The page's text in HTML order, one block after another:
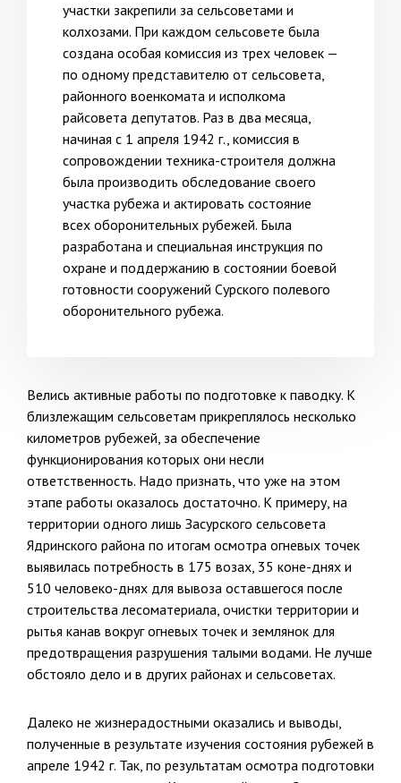
участки закрепили за сельсоветами и
колхозами. При каждом сельсовете была
создана особая комиссия из трех человек —
по одному представителю от сельсовета,
районного военкомата и исполкома
райсовета депутатов. Раз в два месяца,
начиная с 1 апреля 1942 г., комиссия в
сопровождении техника-строителя должна
была производить обследование своего
участка рубежа и актировать состояние
всех оборонительных рубежей. Была
разработана и специальная инструкция по
охране и поддержанию в состоянии боевой
готовности сооружений Сурского полевого
оборонительного рубежа.
Велись активные работы по подготовке к паводку. К
близлежащим сельсоветам прикреплялось несколько
километров рубежей, за обеспечение
функционирования которых они несли
ответственность. Надо признать, что уже на этом
этапе работы оказалось достаточно. К примеру, на
территории одного лишь Засурского сельсовета
Ядринского района по итогам осмотра огневых точек
выявилась потребность в 175 возах, 35 коне-днях и
510 человеко-днях для вывоза оставшегося после
строительства лесоматериала, очистки территории и
рытья канав вокруг огневых точек и землянок для
предотвращения разрушения талыми водами. Не лучше
обстояло дело и в других районах и сельсоветах.
Далеко не жизнерадостными оказались и выводы,
полученные в результате изучения состояния рубежей в
апреле 1942 г. Так, по результатам осмотра подготовки